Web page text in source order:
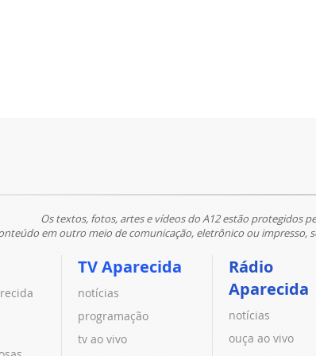
Os textos, fotos, artes e vídeos do A12 estão protegidos
em outro meio de comunicação, eletrônico ou impresso,
TV Aparecida
notícias
programação
tv ao vivo
Rádio
Aparecida
notícias
ouça ao vivo